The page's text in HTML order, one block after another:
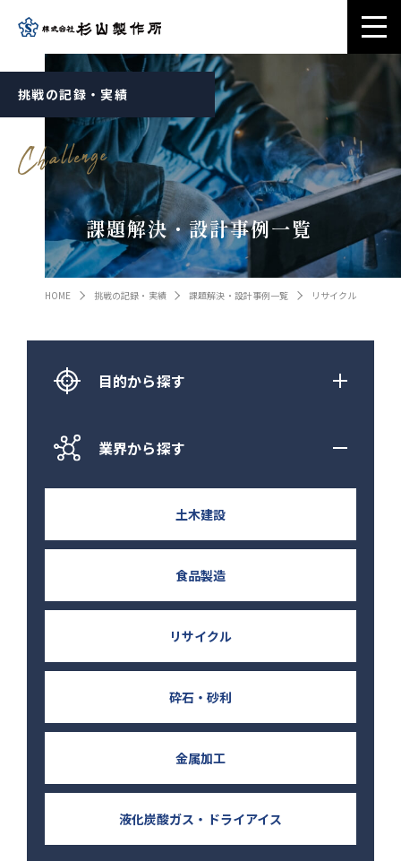
挑戦の記録・実績
課題解決・設計事例一覧
HOME 挑戦の記録・実績 課題解決・設計事例一覧 リサイクル
目的から探す
業界から探す
土木建設
食品製造
リサイクル
砕石・砂利
金属加工
液化炭酸ガス・ドライアイス